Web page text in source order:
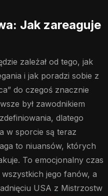
Jak zareaguje
zależał od tego, jak
i jak poradzi sobie z
do czegoś znacznie
był zawodnikiem
dlatego
w sporcie są teraz
to niuansów, których
To emocjonalny czas
jego fanów, a
USA z Mistrzostw